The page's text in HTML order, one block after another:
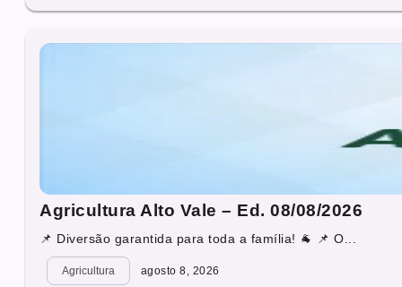
Agricultura Alto Vale – Ed. 08/08/2026
📌 Diversão garantida para toda a família! 🐐 📌 O...
Agricultura agosto 8, 2026